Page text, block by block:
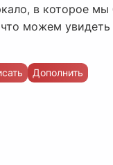
в которое мы
что можем
Дополнить